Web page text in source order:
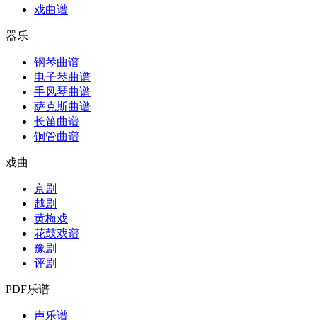
戏曲谱
器乐
钢琴曲谱
电子琴曲谱
手风琴曲谱
萨克斯曲谱
长笛曲谱
铜管曲谱
戏曲
京剧
越剧
黄梅戏
花鼓戏谱
豫剧
评剧
PDF乐谱
声乐谱